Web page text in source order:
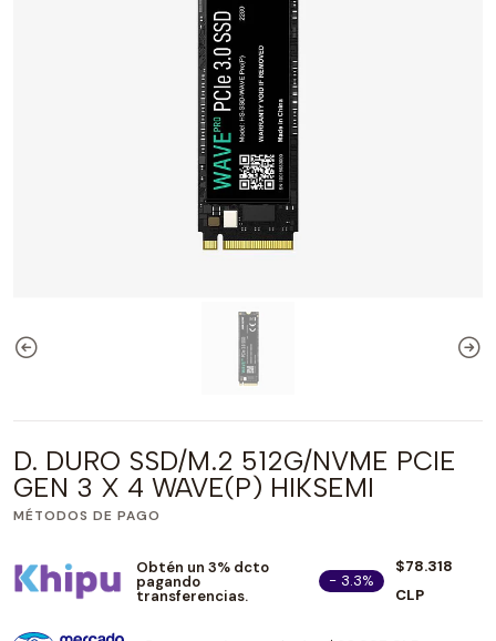
D. DURO SSD/M.2 512G/NVME PCIE
GEN 3 X 4 WAVE(P) HIKSEMI
MÉTODOS DE PAGO
Obtén un 3% dcto
pagando
transferencias.
- 3.3%
$78.318
CLP